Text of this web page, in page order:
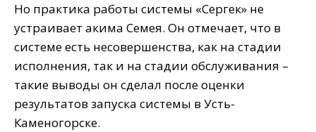
Но практика работы системы «Сергек» не
устраивает акима Семея. Он отмечает, что в
системе есть несовершенства, как на стадии
исполнения, так и на стадии обслуживания –
такие выводы он сделал после оценки
результатов запуска системы в Усть-
Каменогорске.